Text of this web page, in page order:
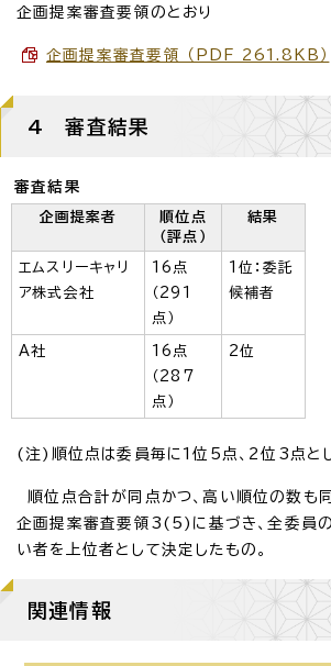
企画提案審査要領のとおり
企画提案審査要領 （PDF 261.8KB）
4 審査結果
審査結果
企画提案者
順位点
（評点）
結果
エムスリーキャリ
ア株式会社
16点
（291
点）
1位：委託
候補者
A社
16点
（287
点）
2位
(注)順位点は委員毎に1位5点、2位3点とし
順位点合計が同点かつ、高い順位の数も同
企画提案審査要領3(5)に基づき、全委員
い者を上位者として決定したもの。
関連情報